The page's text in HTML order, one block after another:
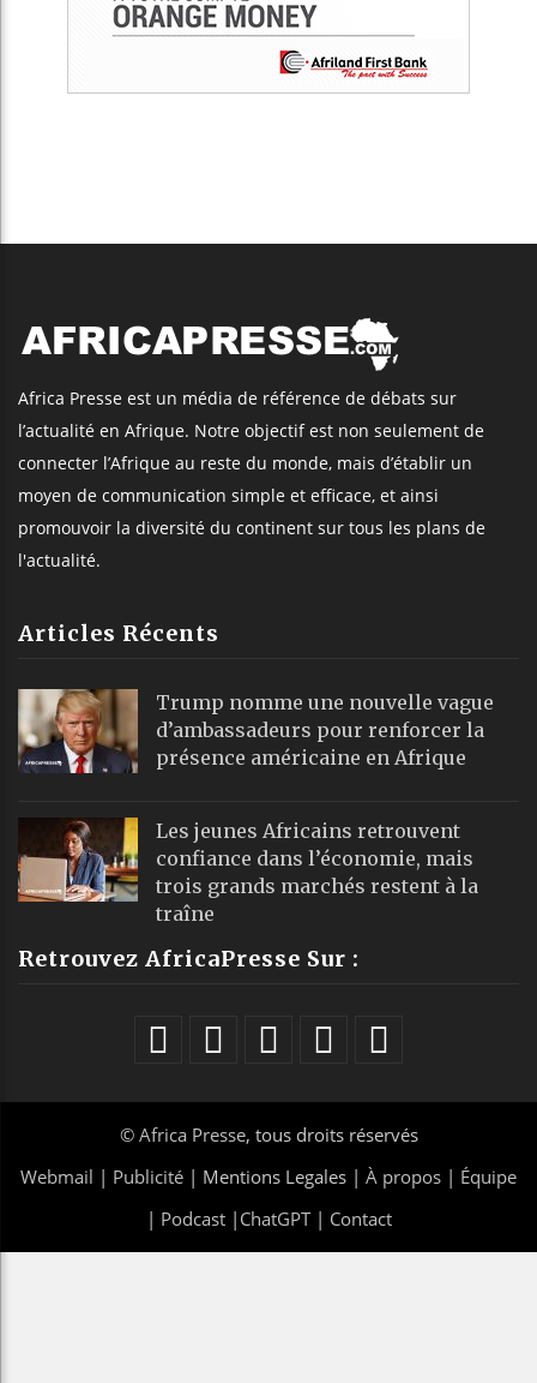
Africa Presse est un média de référence de débats sur
l’actualité en Afrique. Notre objectif est non seulement de
connecter l’Afrique au reste du monde, mais d’établir un
moyen de communication simple et efficace, et ainsi
promouvoir la diversité du continent sur tous les plans de
l'actualité.
Articles Récents
Trump nomme une nouvelle vague
d’ambassadeurs pour renforcer la
présence américaine en Afrique
Les jeunes Africains retrouvent
confiance dans l’économie, mais
trois grands marchés restent à la
traîne
Retrouvez AfricaPresse Sur :
© Africa Presse, tous droits réservés
Webmail | Publicité | Mentions Legales | À propos | Équipe
| Podcast| ChatGPT| Contact